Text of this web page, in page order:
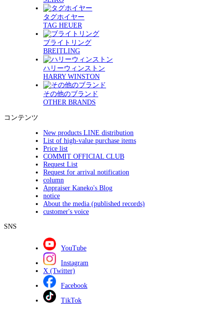
タグホイヤー
TAG HEUER
ブライトリング
BREITLING
ハリーウィンストン
HARRY WINSTON
その他のブランド
OTHER BRANDS
コンテンツ
New products LINE distribution
List of high-value purchase items
Price list
COMMIT OFFICIAL CLUB
Request List
Request for arrival notification
column
Appraiser Kaneko's Blog
notice
About the media (published records)
customer's voice
SNS
YouTube
Instagram
X (Twitter)
Facebook
TikTok